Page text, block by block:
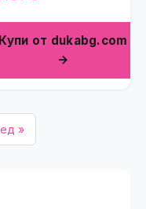
Купи от dukabg.com
→
»